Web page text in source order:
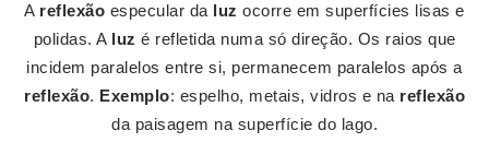
A reflexão especular da luz ocorre em superfícies lisas e
polidas. A luz é refletida numa só direção. Os raios que
incidem paralelos entre si, permanecem paralelos após a
reflexão. Exemplo: espelho, metais, vidros e na reflexão
da paisagem na superfície do lago.